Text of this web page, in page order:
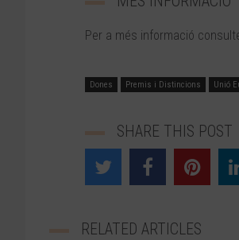
Per a més informació
Dones Premis i Distincions Unió
SHARE THIS POST
RELATED ARTICLES